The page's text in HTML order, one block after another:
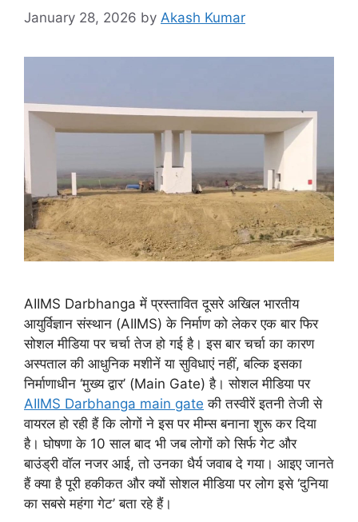
January 28, 2026 by Akash Kumar
AIIMS Darbhanga में प्रस्तावित दूसरे अखिल भारतीय
आयुर्विज्ञान संस्थान (AIIMS) के निर्माण को लेकर एक बार फिर
सोशल मीडिया पर चर्चा तेज हो गई है। इस बार चर्चा का कारण
अस्पताल की आधुनिक मशीनें या सुविधाएं नहीं, बल्कि इसका
निर्माणाधीन ‘मुख्य द्वार’ (Main Gate) है। सोशल मीडिया पर
AIIMS Darbhanga main gate की तस्वीरें इतनी तेजी से
वायरल हो रही हैं कि लोगों ने इस पर मीम्स बनाना शुरू कर दिया
है। घोषणा के 10 साल बाद भी जब लोगों को सिर्फ गेट और
बाउंड्री वॉल नजर आई, तो उनका धैर्य जवाब दे गया। आइए जानते
हैं क्या है पूरी हकीकत और क्यों सोशल मीडिया पर लोग इसे ‘दुनिया
का सबसे महंगा गेट’ बता रहे हैं।